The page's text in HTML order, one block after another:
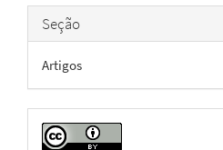
Seção
Artigos